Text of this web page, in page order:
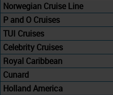
Norwegian Cruise Line
P and O Cruises
TUI Cruises
Celebrity Cruises
Royal Caribbean
Cunard
Holland America